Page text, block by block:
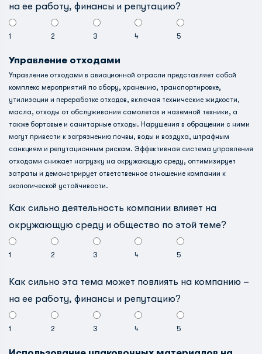
на ее работу, финансы и репутацию?
1 2 3 4 5
Управление отходами
Управление отходами в авиационной отрасли представляет собой
комплекс мероприятий по сбору, хранению, транспортировке,
утилизации и переработке отходов, включая технические жидкости,
масла, отходы от обслуживания самолетов и наземной техники, а
также бортовые и санитарные отходы. Нарушения в обращении с ними
могут привести к загрязнению почвы, воды и воздуха, штрафным
санкциям и репутационным рискам. Эффективная система управления
отходами снижает нагрузку на окружающую среду, оптимизирует
затраты и демонстрирует ответственное отношение компании к
экологической устойчивости.
Как сильно деятельность компании влияет на
окружающую среду и общество по этой теме?
1 2 3 4 5
Как сильно эта тема может повлиять на компанию –
на ее работу, финансы и репутацию?
1 2 3 4 5